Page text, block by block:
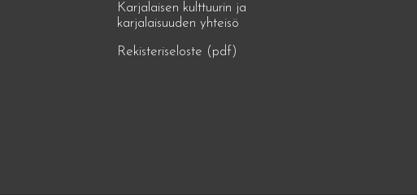
Karjalaisen kulttuurin ja
karjalaisuuden yhteisö
Rekisteriseloste (pdf)